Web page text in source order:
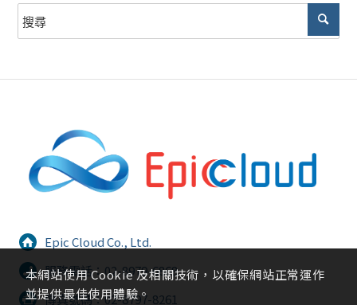
Epic Cloud Co., Ltd.
服務電話：02-8979-6868
傳真號碼：02-8797-8261
本網站使用 Cookie 及相關技術，以確保網站正常運作
並提供最佳使用體驗。